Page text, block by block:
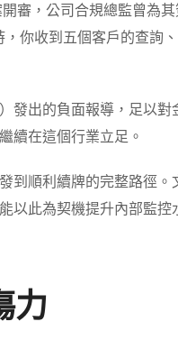
審，公司合規總監曾為
你收到五個客戶的查詢
發出的負面報導，足以對
續在這個行業立足。
到順利續牌的完整路徑。
以此為契機提升內部監控
力